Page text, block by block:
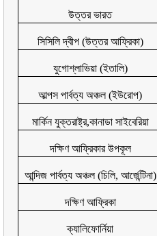
উত্তর ভারত
সিসিলি দ্বীপ (উত্তর আফ্রিকা)
যুগোশ্লাভিয়া (ইতালি)
আল্পস পার্বত্য অঞ্চল (ইউরোপ)
মার্কিন যুক্তরাষ্ট্র,কানাডা সাইবেরিয়া
দক্ষিণ আফ্রিকার উপকূল
আন্দিজ পার্বত্য অঞ্চল (চিলি, আর্জেন্টিনা)
দক্ষিণ আফ্রিকা
ক্যালিফোর্নিয়া